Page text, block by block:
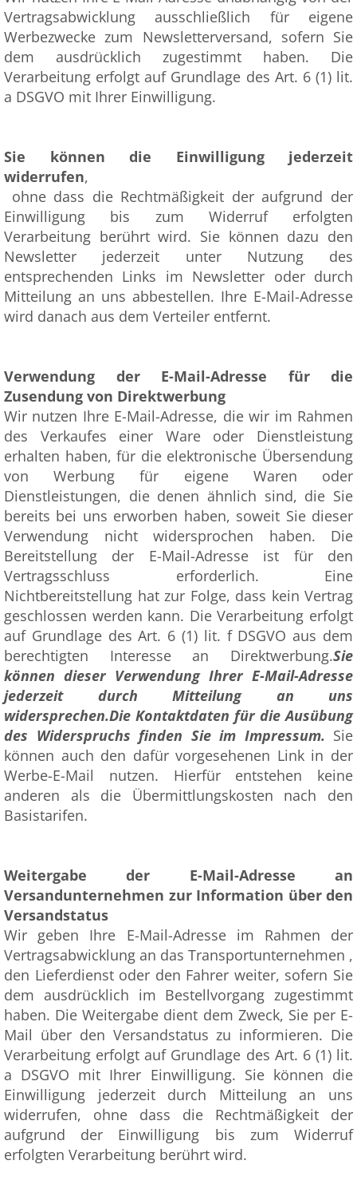
Vertragsabwicklung ausschließlich für eigene
Werbezwecke zum Newsletterversand, sofern Sie
dem ausdrücklich zugestimmt haben. Die
Verarbeitung erfolgt auf Grundlage des Art. 6 (1) lit.
a DSGVO mit Ihrer Einwilligung.
Sie können die Einwilligung jederzeit
widerrufen,
ohne dass die Rechtmäßigkeit der aufgrund der
Einwilligung bis zum Widerruf erfolgten
Verarbeitung berührt wird. Sie können dazu den
Newsletter jederzeit unter Nutzung des
entsprechenden Links im Newsletter oder durch
Mitteilung an uns abbestellen. Ihre E-Mail-Adresse
wird danach aus dem Verteiler entfernt.
Verwendung der E-Mail-Adresse für die
Zusendung von Direktwerbung
Wir nutzen Ihre E-Mail-Adresse, die wir im Rahmen
des Verkaufes einer Ware oder Dienstleistung
erhalten haben, für die elektronische Übersendung
von Werbung für eigene Waren oder
Dienstleistungen, die denen ähnlich sind, die Sie
bereits bei uns erworben haben, soweit Sie dieser
Verwendung nicht widersprochen haben. Die
Bereitstellung der E-Mail-Adresse ist für den
Vertragsschluss erforderlich. Eine
Nichtbereitstellung hat zur Folge, dass kein Vertrag
geschlossen werden kann. Die Verarbeitung erfolgt
auf Grundlage des Art. 6 (1) lit. f DSGVO aus dem
berechtigten Interesse an Direktwerbung.Sie
können dieser Verwendung Ihrer E-Mail-Adresse
jederzeit durch Mitteilung an uns
widersprechen.Die Kontaktdaten für die Ausübung
des Widerspruchs finden Sie im Impressum. Sie
können auch den dafür vorgesehenen Link in der
Werbe-E-Mail nutzen. Hierfür entstehen keine
anderen als die Übermittlungskosten nach den
Basistarifen.
Weitergabe der E-Mail-Adresse an
Versandunternehmen zur Information über den
Versandstatus
Wir geben Ihre E-Mail-Adresse im Rahmen der
Vertragsabwicklung an das Transportunternehmen ,
den Lieferdienst oder den Fahrer weiter, sofern Sie
dem ausdrücklich im Bestellvorgang zugestimmt
haben. Die Weitergabe dient dem Zweck, Sie per E-
Mail über den Versandstatus zu informieren. Die
Verarbeitung erfolgt auf Grundlage des Art. 6 (1) lit.
a DSGVO mit Ihrer Einwilligung. Sie können die
Einwilligung jederzeit durch Mitteilung an uns
widerrufen, ohne dass die Rechtmäßigkeit der
aufgrund der Einwilligung bis zum Widerruf
erfolgten Verarbeitung berührt wird.